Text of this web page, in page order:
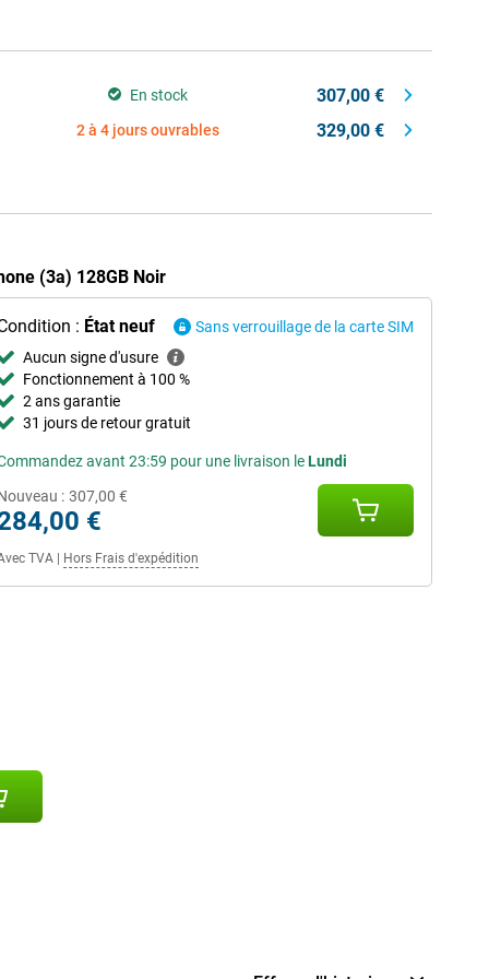
En stock 307,00 €
2 à 4 jours ouvrables 329,00 €
(3a) 128GB Noir
: État neuf
Sans verrouillage de la carte SIM
Aucun signe d'usure
Fonctionnement à 100 %
2 ans garantie
31 jours de retour gratuit
avant 23:59 pour une livraison leLundi
: 307,00 €
€
TVA| Hors Frais d'expédition